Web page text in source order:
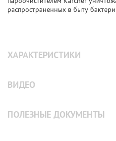
распространенных в быту
ХАРАКТЕРИСТИКИ
ВИДЕО
ПОЛЕЗНЫЕ ДОКУМЕНТЫ